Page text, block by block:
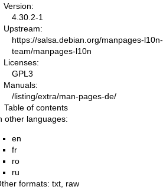
Version:
4.30.2-1
Upstream:
https://salsa.debian.org/manpages-l10n-
team/manpages-l10n
Licenses:
GPL3
Manuals:
/listing/extra/man-pages-de/
Table of contents
other languages:
en
fr
ro
ru
formats: txt raw